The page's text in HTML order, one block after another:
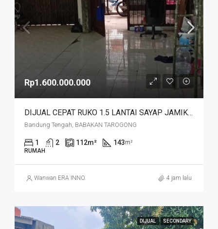
Rp1.600.000.000
DIJUAL CEPAT RUKO 1.5 LANTAI SAYAP JAMIKA MASUK HNYA 30 MTR DR JALAN MAIN ROAD JAMIKA HARGA MURAHHH. JL BABAKAN TAROGONG
Bandung Tengah, BABAKAN TAROGONG
1 2 112m² 143m²
RUMAH
Wanwan ERA INNO 4 jam lalu
DIJUAL SECONDARY